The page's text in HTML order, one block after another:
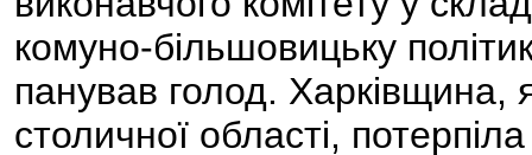
комуно-більшовицьку
панував голод. Харківщина,
столичної області,